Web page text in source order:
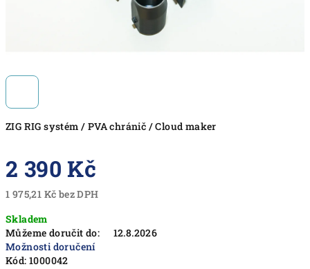
ZIG RIG systém / PVA chránič / Cloud maker
2 390 Kč
1 975,21 Kč bez DPH
cena:
Skladem
Můžeme doručit do:
12.8.2026
Možnosti doručení
Kód: 1000042